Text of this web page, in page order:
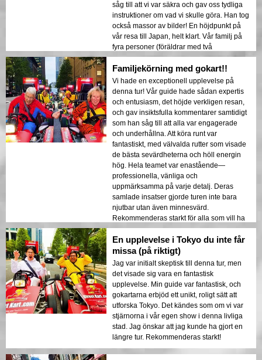
såg till att vi var säkra och gav oss tydliga
instruktioner om vad vi skulle göra. Han tog
också massor av bilder! En höjdpunkt på
vår resa till Japan, helt klart. Vår familj på
fyra personer (föräldrar med två
universitetsstudenter) älskade det!
Familjekörning med gokart!!
Vi hade en exceptionell upplevelse på
denna tur! Vår guide hade sådan expertis
och entusiasm, det höjde verkligen resan,
och gav insiktsfulla kommentarer samtidigt
som han såg till att alla var engagerade
och underhållna. Att köra runt var
fantastiskt, med välvalda rutter som visade
de bästa sevärdheterna och höll energin
hög. Hela teamet var enastående—
professionella, vänliga och
uppmärksamma på varje detalj. Deras
samlade insatser gjorde turen inte bara
njutbar utan även minnesvärd.
Rekommenderas starkt för alla som vill ha
en fantastisk tid och köra runt i Tokyo!
En upplevelse i Tokyo du inte får
missa (på riktigt)
Jag var initialt skeptisk till denna tur, men
det visade sig vara en fantastisk
upplevelse. Min guide var fantastisk, och
gokartarna erbjöd ett unikt, roligt sätt att
utforska Tokyo. Det kändes som om vi var
stjärnorna i vår egen show i denna livliga
stad. Jag önskar att jag kunde ha gjort en
längre tur. Rekommenderas starkt!